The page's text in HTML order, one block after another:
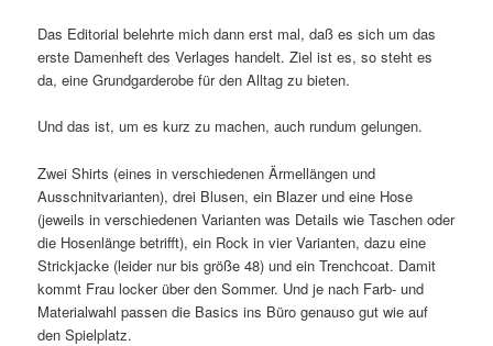
Das Editorial belehrte mich dann erst mal, daß es sich um das
erste Damenheft des Verlages handelt. Ziel ist es, so steht es
da, eine Grundgarderobe für den Alltag zu bieten.
Und das ist, um es kurz zu machen, auch rundum gelungen.
Zwei Shirts (eines in verschiedenen Ärmellängen und
Ausschnitvarianten), drei Blusen, ein Blazer und eine Hose
(jeweils in verschiedenen Varianten was Details wie Taschen oder
die Hosenlänge betrifft), ein Rock in vier Varianten, dazu eine
Strickjacke (leider nur bis größe 48) und ein Trenchcoat. Damit
kommt Frau locker über den Sommer. Und je nach Farb- und
Materialwahl passen die Basics ins Büro genauso gut wie auf
den Spielplatz.